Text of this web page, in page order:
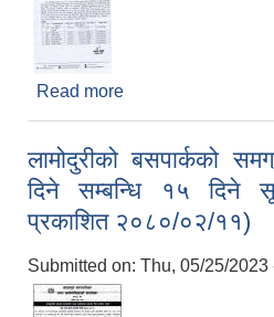
Read more
लामोदुरीको बसपार्कको
दिने सम्बन्धि १५ दिने
प्रकाशित २०८०/०२/११)
Submitted on: Thu, 05/25/2023